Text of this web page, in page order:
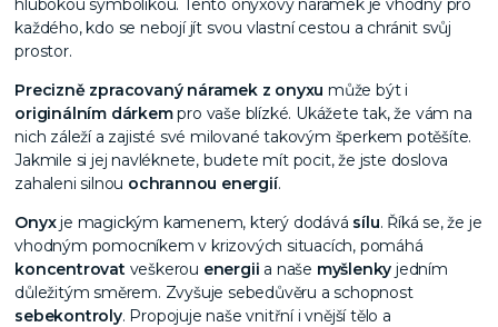
hlubokou symbolikou. Tento onyxový náramek je vhodný pro
každého, kdo se nebojí jít svou vlastní cestou a chránit svůj
prostor.
Precizně zpracovaný náramek z onyxu může být i
originálním dárkempro vaše blízké. Ukážete tak, že vám na
nich záleží a zajisté své milované takovým šperkem potěšíte.
Jakmile si jej navléknete, budete mít pocit, že jste doslova
zahaleni silnou ochrannou energií.
Onyxje magickým kamenem, který dodává sílu. Říká se, že je
vhodným pomocníkem v krizových situacích, pomáhá
koncentrovatveškerou energii a naše myšlenky jedním
důležitým směrem. Zvyšuje sebedůvěru a schopnost
sebekontroly. Propojuje naše vnitřní i vnější tělo a